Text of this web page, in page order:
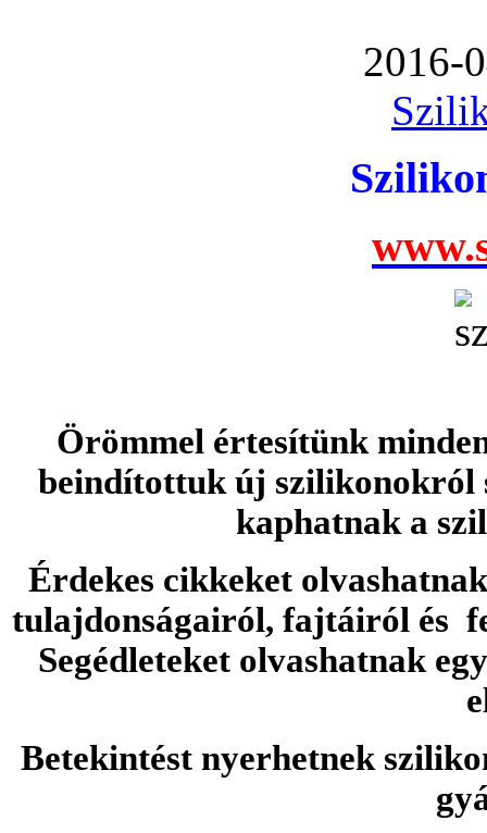
2016-
Örömmel értesítünk
beindítottuk új szilikonokról
kaphatnak a
Érdekes cikkeket
tulajdonságairól, fajtáiról és
Segédleteket olvashatnak
Betekintést nyerhetnek